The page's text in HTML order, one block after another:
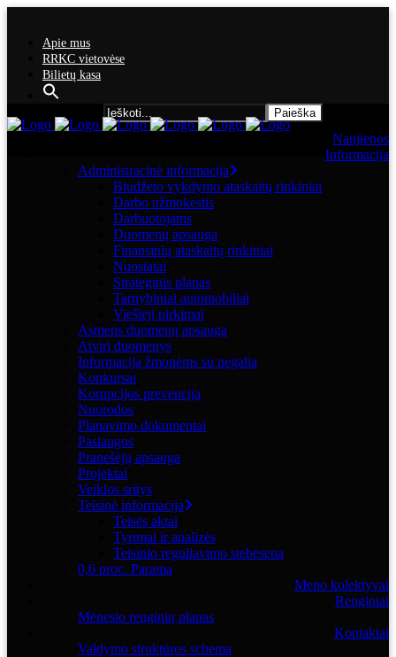
Apie mus
RRKC vietovėse
Bilietų kasa
Naujienos
Informacija
Administracinė informacija
Biudžeto vykdymo ataskaitų rinkiniai
Darbo užmokestis
Darbuotojams
Duomenų apsauga
Finansinių ataskaitų rinkiniai
Nuostatai
Strateginis planas
Tarnybiniai automobiliai
Viešieji pirkimai
Asmens duomenų apsauga
Atviri duomenys
Informacija žmonėms su negalia
Konkursai
Korupcijos prevencija
Nuorodos
Planavimo dokumentai
Paslaugos
Pranešėjų apsauga
Projektai
Veiklos sritys
Teisinė informacija
Teisės aktai
Tyrimai ir analizės
Teisinio reguliavimo stebėsena
0,6 proc. Parama
Meno kolektyvai
Renginiai
Mėnesio renginių planas
Kontaktai
Valdymo struktūros schema